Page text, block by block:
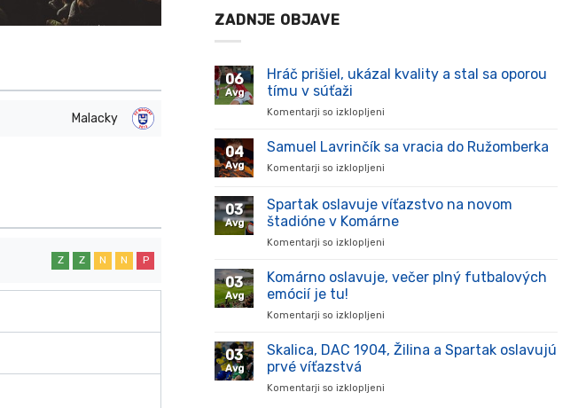
Malacky
Z Z N N P
ZADNJE OBJAVE
06
Avg
Hráč prišiel, ukázal kvality a stal sa oporou
tímu v súťaži
Komentarji so izklopljeni
prišiel,
stal
sa
súťaži
04
Avg
Samuel Lavrinčík sa vracia do Ružomberka
Komentarji so izklopljeni
Lavrinčík
vracia
03
Avg
Spartak oslavuje víťazstvo na novom
štadióne v Komárne
Komentarji so izklopljeni
oslavuje
v
03
Avg
Komárno oslavuje, večer plný futbalových
emócií je tu!
Komentarji so izklopljeni
oslavuje,
03
Avg
Skalica, DAC 1904, Žilina a Spartak oslavujú
prvé víťazstvá
Komentarji so izklopljeni